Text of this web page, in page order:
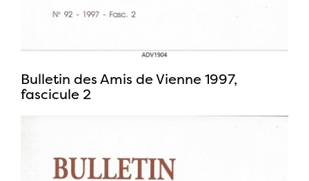
Bulletin des Amis de Vienne 1997,
fascicule 2